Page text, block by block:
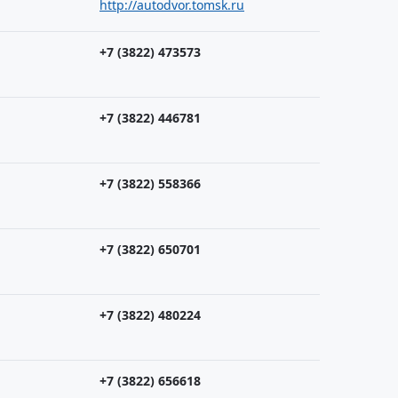
http://autodvor.tomsk.ru
+7 (3822) 473573
+7 (3822) 446781
+7 (3822) 558366
+7 (3822) 650701
+7 (3822) 480224
+7 (3822) 656618